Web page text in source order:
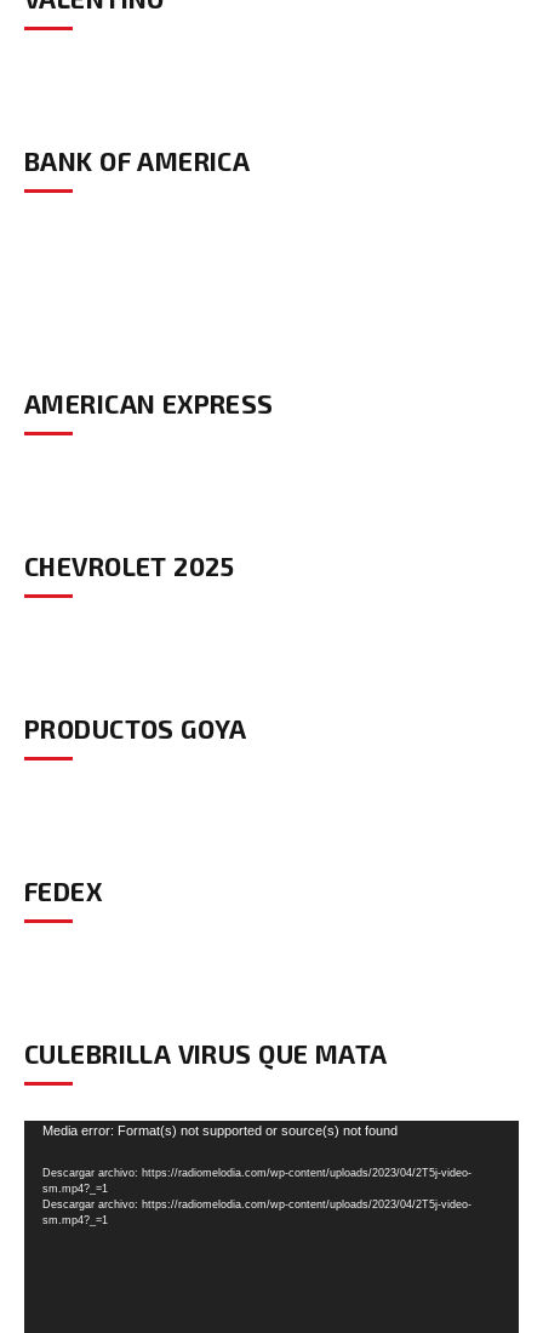
BANK OF AMERICA
AMERICAN EXPRESS
CHEVROLET 2025
PRODUCTOS GOYA
FEDEX
CULEBRILLA VIRUS QUE MATA
Reproductor
vídeo
Media error: Format(s) not supported or source(s) not found
Descargar archivo: https://radiomelodia.com/wp-content/uploads/2023/04/2T5j-video-
sm.mp4?_=1
Descargar archivo: https://radiomelodia.com/wp-content/uploads/2023/04/2T5j-video-
sm.mp4?_=1